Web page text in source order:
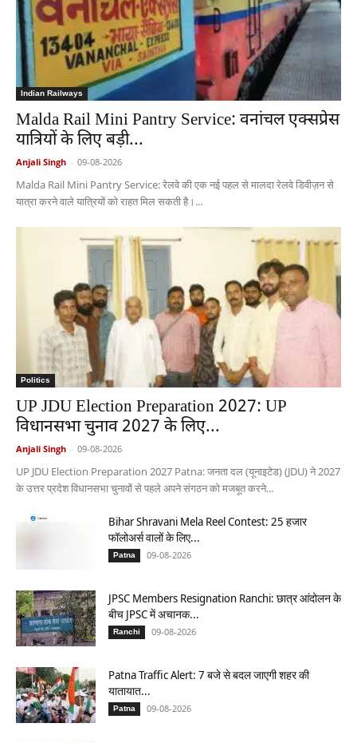
Indian Railways
Malda Rail Mini Pantry Service: वनांचल एक्सप्रेस
यात्रियों के लिए बड़ी...
Anjali Singh - 09-08-2026
Malda Rail Mini Pantry Service: रेलवे की एक नई पहल से मालदा रेलवे डिवीज़न से
यात्रा करने वाले यात्रियों को राहत मिल सकती है।...
Politics
UP JDU Election Preparation 2027: UP
विधानसभा चुनाव 2027 के लिए...
Anjali Singh - 09-08-2026
UP JDU Election Preparation 2027 Patna: जनता दल (यूनाइटेड) (JDU) ने 2027
के उत्तर प्रदेश विधानसभा चुनावों से पहले अपने संगठन को मजबूत करने...
Bihar Shravani Mela Reel Contest: 25 हजार
फॉलोअर्स वालों के लिए...
Patna 09-08-2026
JPSC Members Resignation Ranchi: छात्र आंदोलन के
बीच JPSC में अचानक...
Ranchi 09-08-2026
Patna Traffic Alert: 7 बजे से बदल जाएगी शहर की
यातायात...
Patna 09-08-2026